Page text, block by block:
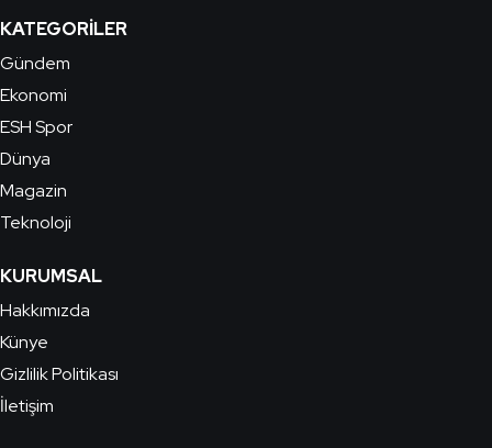
KATEGORILER
Gündem
Ekonomi
ESH Spor
Dünya
Magazin
Teknoloji
KURUMSAL
Hakkımızda
Künye
Gizlilik Politikası
İletişim